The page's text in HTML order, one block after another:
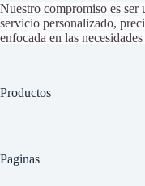
Nuestro compromiso es
servicio personalizado,
enfocada en las
Productos
Paginas